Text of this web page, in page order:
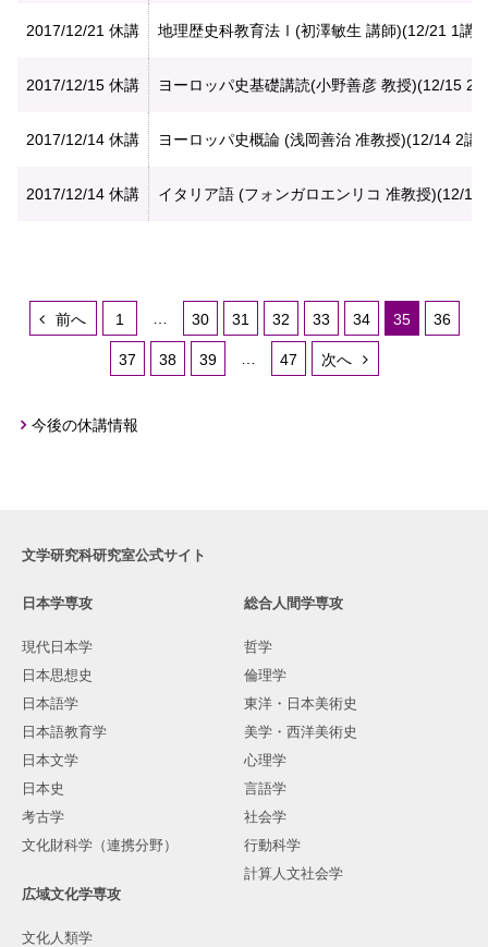
2017/12/21 休講 地理歴史科教育法Ⅰ(初澤敏生 講師)(12/21 1講
2017/12/15 休講 ヨーロッパ史基礎講読(小野善彦 教授)(12/15 2
2017/12/14 休講 ヨーロッパ史概論 (浅岡善治 准教授)(12/14 2講
2017/12/14 休講 イタリア語 (フォンガロエンリコ 准教授)(12/14
前へ 1 30 31 32 33 34 35 36
37 38 39 47 次へ
今後の休講情報
文学研究科研究室公式サイト
日本学専攻
現代日本学
日本思想史
日本語学
日本語教育学
日本文学
日本史
考古学
文化財科学（連携分野）
総合人間学専攻
哲学
倫理学
東洋・日本美術史
美学・西洋美術史
心理学
言語学
社会学
行動科学
計算人文社会学
広域文化学専攻
文化人類学